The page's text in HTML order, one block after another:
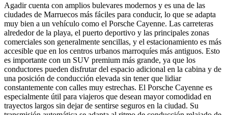
Agadir cuenta con amplios bulevares modernos y es una de las
ciudades de Marruecos más fáciles para conducir, lo que se adapta
muy bien a un vehículo como el Porsche Cayenne. Las carreteras
alrededor de la playa, el puerto deportivo y las principales zonas
comerciales son generalmente sencillas, y el estacionamiento es más
accesible que en los centros urbanos marroquíes más antiguos. Esto
es importante con un SUV premium más grande, ya que los
conductores pueden disfrutar del espacio adicional en la cabina y de
una posición de conducción elevada sin tener que lidiar
constantemente con calles muy estrechas. El Porsche Cayenne es
especialmente útil para viajeros que desean mayor comodidad en
trayectos largos sin dejar de sentirse seguros en la ciudad. Su